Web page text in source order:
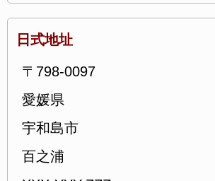
日式地址
〒798-0097
愛媛県
宇和島市
百之浦